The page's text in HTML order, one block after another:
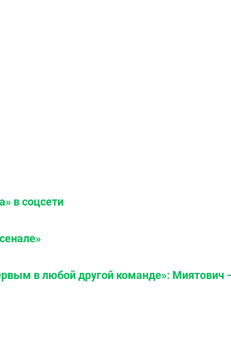
в соцсети
в любой другой команде»: Миятович